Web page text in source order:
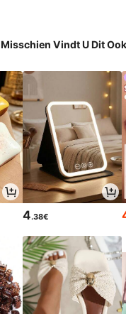
Misschien Vindt U Dit
4.38€